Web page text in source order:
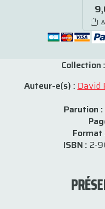
Collection :
Auteur-e(s) :David
Parution :
Format
ISBN : 2-